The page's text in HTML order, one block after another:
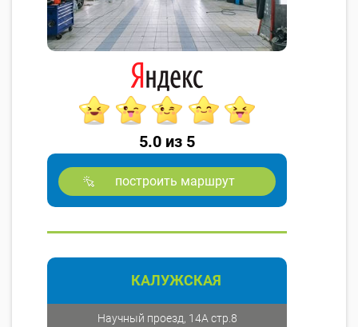
5.0 из 5
построить маршрут
КАЛУЖСКАЯ
Научный проезд, 14А стр.8